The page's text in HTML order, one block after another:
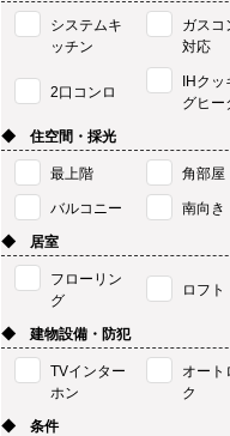
システムキ
ッチン
ガスコ
対応
2口コンロ
IHクッ
グヒー
◆ 住空間・採光
最上階 角部屋
バルコニー
南向き
◆ 居室
フローリン
グ
ロフト
◆ 建物設備・防犯
TVインター
ホン
オート
ク
◆ 条件